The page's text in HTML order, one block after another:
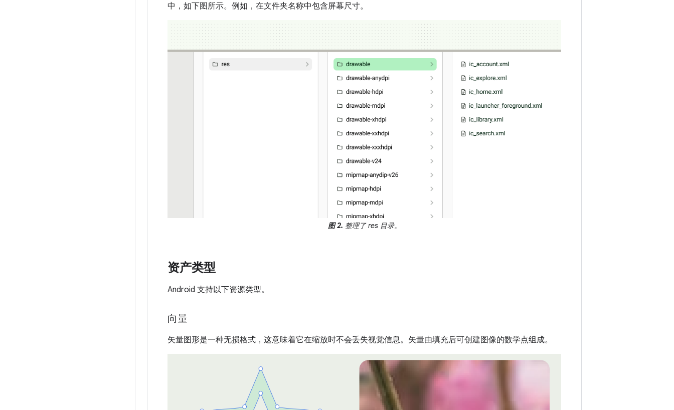
中，如下图所示。例如，在文件夹名称中包含屏幕尺寸。
图 2. 整理了 res 目录。
资产类型
Android 支持以下资源类型。
向量
矢量图形是一种无损格式，这意味着它在缩放时不会丢失视觉信息。矢量由填充后可创建图像的数学点组成。